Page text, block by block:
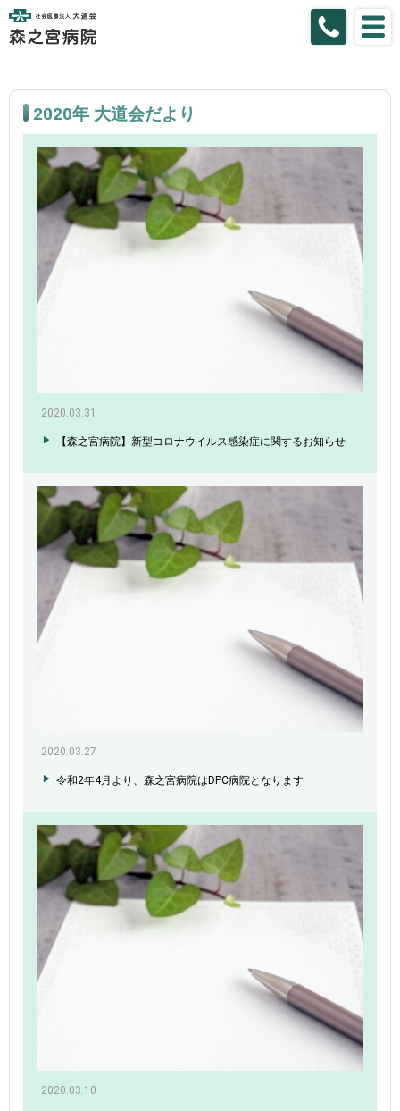
2020年 大道会だより
2020.03.31
【森之宮病院】新型コロナウイルス感染症に関するお知らせ
2020.03.27
令和2年4月より、森之宮病院はDPC病院となります
2020.03.10